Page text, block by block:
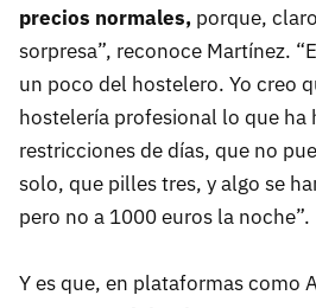
precios normales, porque,
sorpresa”, reconoce Martínez.
un poco del hostelero. Yo creo
hostelería profesional lo que ha
restricciones de días, que no
solo, que pilles tres, y algo se
pero no a 1000 euros la noche”.
Y es que, en plataformas como